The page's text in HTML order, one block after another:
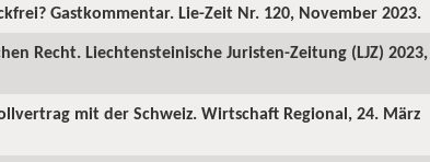
Gastkommentar. Lie-Zeit Nr. 120, November 2023.
Recht. Liechtensteinische Juristen-Zeitung (LJZ) 2023,
mit der Schweiz. Wirtschaft Regional, 24. März